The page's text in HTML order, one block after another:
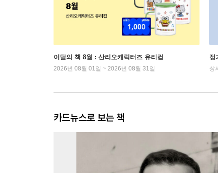
이달의 책 8월 : 산리오캐릭터즈 유리컵
2026년 08월 01일 ~ 2026년 08월 31일
정
상
카드뉴스로 보는 책